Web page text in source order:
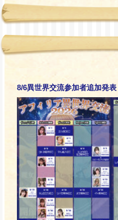
8/6異世界交流参加者追加発表